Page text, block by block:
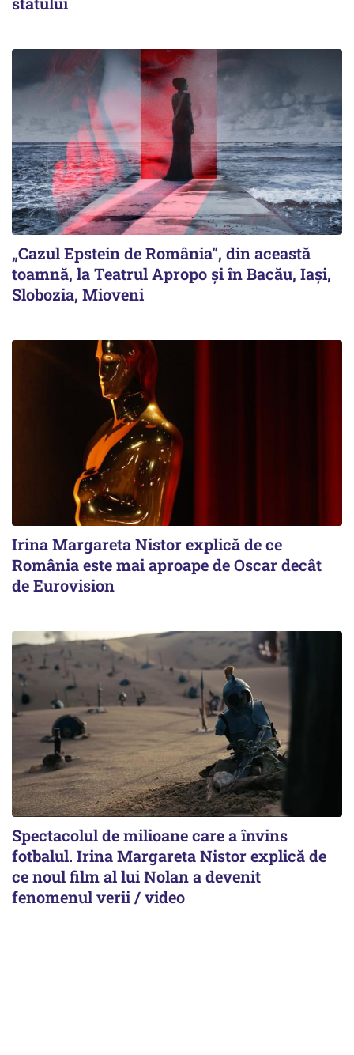
„Cazul Epstein de România”, din această
toamnă, la Teatrul Apropo și în Bacău, Iași,
Slobozia, Mioveni
Irina Margareta Nistor explică de ce
România este mai aproape de Oscar decât
de Eurovision
Spectacolul de milioane care a învins
fotbalul. Irina Margareta Nistor explică de
ce noul film al lui Nolan a devenit
fenomenul verii / video